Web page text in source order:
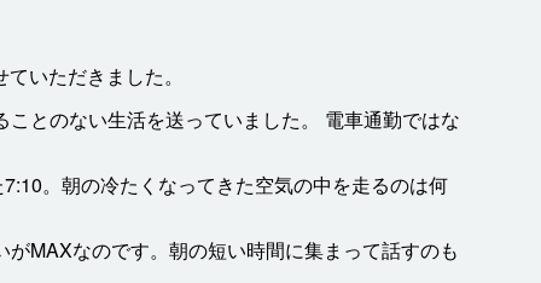
ていただきました。
ことのない生活を送っていました。 電車通勤ではな
。 朝の冷たくなってきた空気の中を走るのは何
がMAXなのです。 朝の短い時間に集まって話すのも